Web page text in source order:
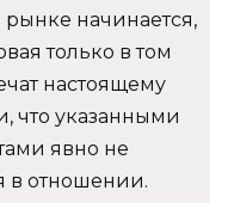
начинается,
только в том
настоящему
что указанными
явно не
в отношении.